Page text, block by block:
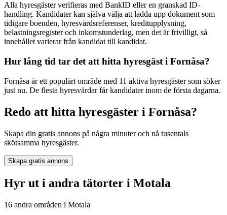
Alla hyresgäster verifieras med BankID eller en granskad ID-
handling. Kandidater kan själva välja att ladda upp dokument som
tidigare boenden, hyresvärdsreferenser, kreditupplysning,
belastningsregister och inkomstunderlag, men det är frivilligt, så
innehållet varierar från kandidat till kandidat.
Hur lång tid tar det att hitta hyresgäst i Fornåsa?
Fornåsa är ett populärt område med 11 aktiva hyresgäster som söker
just nu. De flesta hyresvärdar får kandidater inom de första dagarna.
Redo att hitta hyresgäster i Fornåsa?
Skapa din gratis annons på några minuter och nå tusentals
skötsamma hyresgäster.
Skapa gratis annons
Hyr ut i andra tätorter i Motala
16 andra områden i Motala